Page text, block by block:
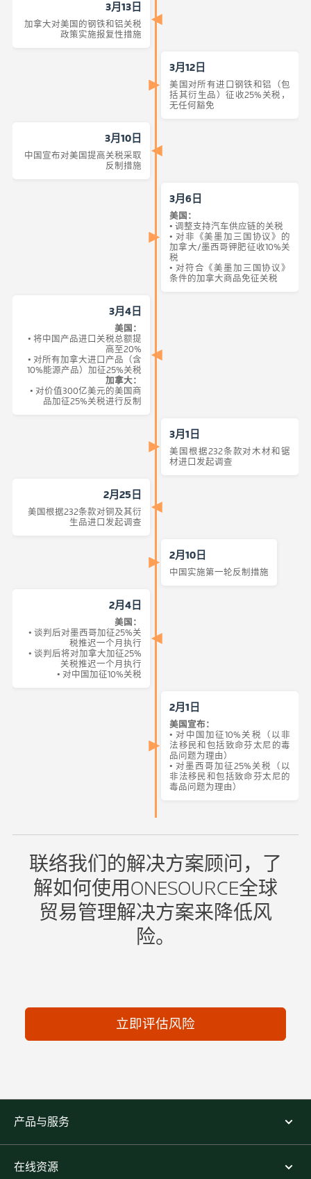
3月13日
加拿大对美国的钢铁和铝关税
政策实施报复性措施
3月12日
美国对所有进口钢铁和铝（包
括其衍生品）征收25%关税，
无任何豁免
3月10日
中国宣布对美国提高关税采取
反制措施
3月6日
美国：
• 调整支持汽车供应链的关税
• 对非《美墨加三国协议》的
加拿大/墨西哥钾肥征收10%关
税
• 对符合《美墨加三国协议》
条件的加拿大商品免征关税
3月4日
美国：
• 将中国产品进口关税总额提
高至20%
• 对所有加拿大进口产品（含
10%能源产品）加征25%关税
加拿大：
• 对价值300亿美元的美国商
品加征25%关税进行反制
3月1日
美国根据232条款对木材和锯
材进口发起调查
2月25日
美国根据232条款对铜及其衍
生品进口发起调查
2月10日
中国实施第一轮反制措施
2月4日
美国：
• 谈判后对墨西哥加征25%关
税推迟一个月执行
• 谈判后将对加拿大加征25%
关税推迟一个月执行
• 对中国加征10%关税
2月1日
美国宣布：
• 对中国加征10%关税（以非
法移民和包括致命芬太尼的毒
品问题为理由）
• 对墨西哥加征25%关税（以
非法移民和包括致命芬太尼的
毒品问题为理由）
联络我们的解决方案顾问，了
解如何使用ONESOURCE全球
贸易管理解决方案来降低风
险。
立即评估风险
产品与服务
在线资源